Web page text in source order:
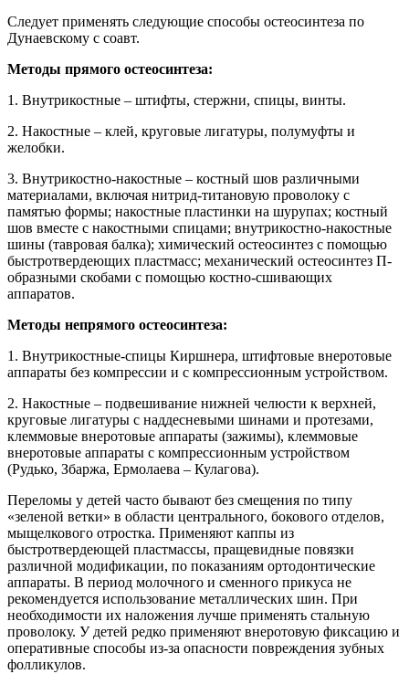
Следует применять следующие способы остеосинтеза по
Дунаевскому с соавт.
Методы прямого остеосинтеза:
1. Внутрикостные – штифты, стержни, спицы, винты.
2. Накостные – клей, круговые лигатуры, полумуфты и
желобки.
3. Внутрикостно-накостные – костный шов различными
материалами, включая нитрид-титановую проволоку с
памятью формы; накостные пластинки на шурупах; костный
шов вместе с накостными спицами; внутрикостно-накостные
шины (тавровая балка); химический остеосинтез с помощью
быстротвердеющих пластмасс; механический остеосинтез П-
образными скобами с помощью костно-сшивающих
аппаратов.
Методы непрямого остеосинтеза:
1. Внутрикостные-спицы Киршнера, штифтовые внеротовые
аппараты без компрессии и с компрессионным устройством.
2. Накостные – подвешивание нижней челюсти к верхней,
круговые лигатуры с наддесневыми шинами и протезами,
клеммовые внеротовые аппараты (зажимы), клеммовые
внеротовые аппараты с компрессионным устройством
(Рудько, Збаржа, Ермолаева – Кулагова).
Переломы у детей часто бывают без смещения по типу
«зеленой ветки» в области центрального, бокового отделов,
мыщелкового отростка. Применяют каппы из
быстротвердеющей пластмассы, пращевидные повязки
различной модификации, по показаниям ортодонтические
аппараты. В период молочного и сменного прикуса не
рекомендуется использование металлических шин. При
необходимости их наложения лучше применять стальную
проволоку. У детей редко применяют внеротовую фиксацию и
оперативные способы из-за опасности повреждения зубных
фолликулов.